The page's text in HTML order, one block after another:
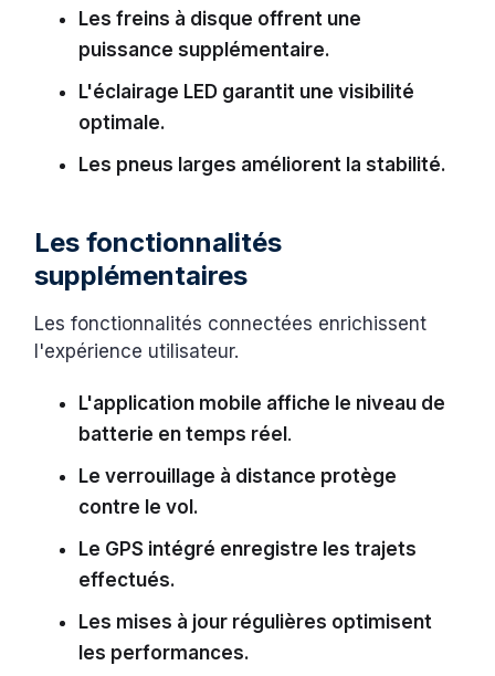
Les freins à disque offrent une
puissance supplémentaire.
L'éclairage LED garantit une visibilité
optimale.
Les pneus larges améliorent la stabilité.
Les fonctionnalités
supplémentaires
Les fonctionnalités connectées enrichissent
l'expérience utilisateur.
L'application mobile affiche le niveau de
batterie en temps réel.
Le verrouillage à distance protège
contre le vol.
Le GPS intégré enregistre les trajets
effectués.
Les mises à jour régulières optimisent
les performances.